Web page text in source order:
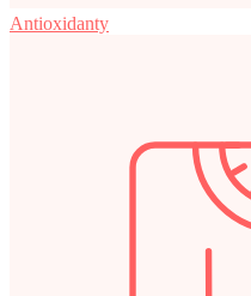
Antioxidanty